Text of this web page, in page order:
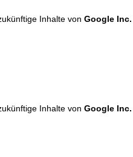
Inhalte von Google Inc.
Inhalte von Google Inc.